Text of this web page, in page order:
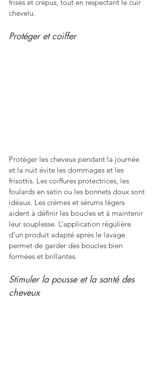
frisés et crépus, tout en respectant le cuir
chevelu.
Protéger et coiffer
Protéger les cheveux pendant la journée
et la nuit évite les dommages et les
frisottis. Les coiffures protectrices, les
foulards en satin ou les bonnets doux sont
idéaux. Les crèmes et sérums légers
aident à définir les boucles et à maintenir
leur souplesse. L’application régulière
d’un produit adapté après le lavage
permet de garder des boucles bien
formées et brillantes.
Stimuler la pousse et la santé des
cheveux